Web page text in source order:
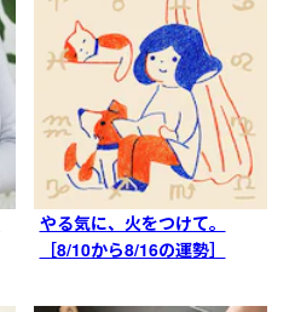
やる気に、火をつけて。
［8/10から8/16の運勢］